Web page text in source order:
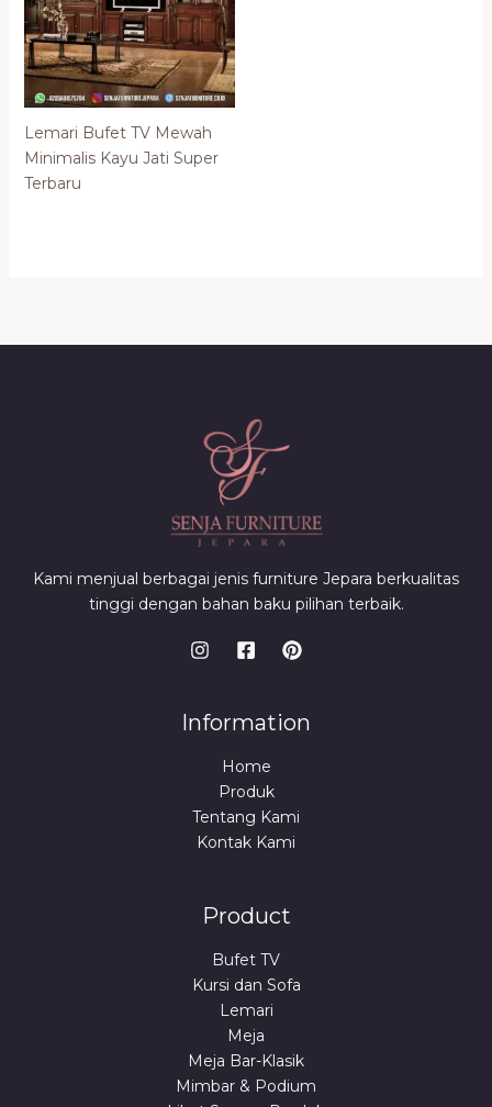
Lemari Bufet TV Mewah
Minimalis Kayu Jati Super
Terbaru
Kami menjual berbagai jenis furniture Jepara berkualitas
tinggi dengan bahan baku pilihan terbaik.
Information
Home
Produk
Tentang Kami
Kontak Kami
Product
Bufet TV
Kursi dan Sofa
Lemari
Meja
Meja Bar-Klasik
Mimbar & Podium